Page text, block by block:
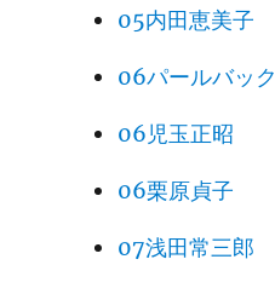
05内田恵美子
06パールバック
06児玉正昭
06栗原貞子
07浅田常三郎